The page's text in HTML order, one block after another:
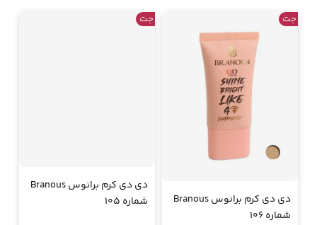
جت
دی دی کرم برانوس Branous
شماره 106
جت
دی دی کرم برانوس Branous
شماره 105